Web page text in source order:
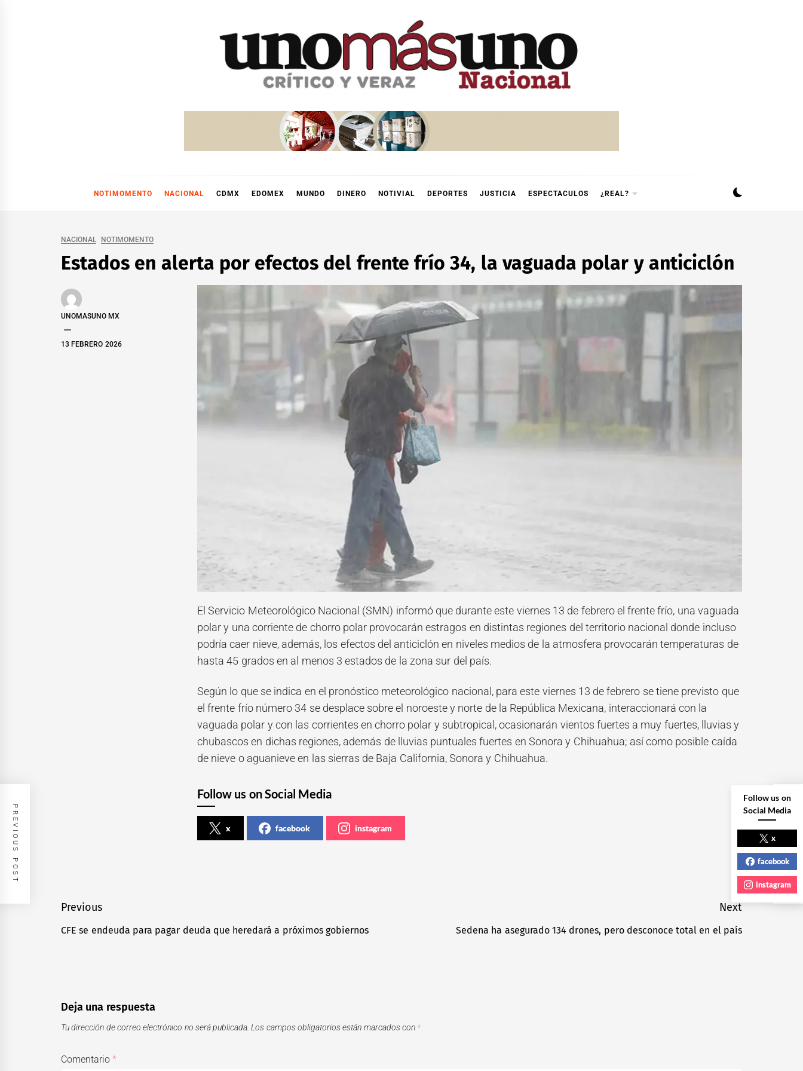
NOTIMOMENTO NACIONAL CDMX EDOMEX MUNDO DINERO NOTIVIAL DEPORTES JUSTICIA ESPECTACULOS ¿REAL?
NACIONAL NOTIMOMENTO
Estados en alerta por efectos del frente frío 34, la vaguada polar y anticiclón
UNOMASUNO MX
13 FEBRERO 2026
El Servicio Meteorológico Nacional (SMN) informó que durante este viernes 13 de febrero el frente frío, una vaguada
polar y una corriente de chorro polar provocarán estragos en distintas regiones del territorio nacional donde incluso
podría caer nieve, además, los efectos del anticiclón en niveles medios de la atmosfera provocarán temperaturas de
hasta 45 grados en al menos 3 estados de la zona sur del país.
Según lo que se indica en el pronóstico meteorológico nacional, para este viernes 13 de febrero se tiene previsto que
el frente frío número 34 se desplace sobre el noroeste y norte de la República Mexicana, interaccionará con la
vaguada polar y con las corrientes en chorro polar y subtropical, ocasionarán vientos fuertes a muy fuertes, lluvias y
chubascos en dichas regiones, además de lluvias puntuales fuertes en Sonora y Chihuahua; así como posible caída
de nieve o aguanieve en las sierras de Baja California, Sonora y Chihuahua.
Follow us on Social Media
x facebook instagram
Navegación
de
Previous
Previous
CFE se endeuda para pagar deuda que heredará a próximos gobiernos
Next
Next
Sedena ha asegurado 134 drones, pero desconoce total en el país
PREVIOUS POST NEXT POST
Deja una respuesta
Tu dirección de correo electrónico no será publicada. Los campos obligatorios están marcados con *
Comentario*
Follow us on
Social Media
x
facebook
instagram